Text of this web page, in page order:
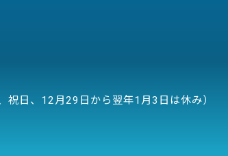
日、12月29日から翌年1月3日は休み）